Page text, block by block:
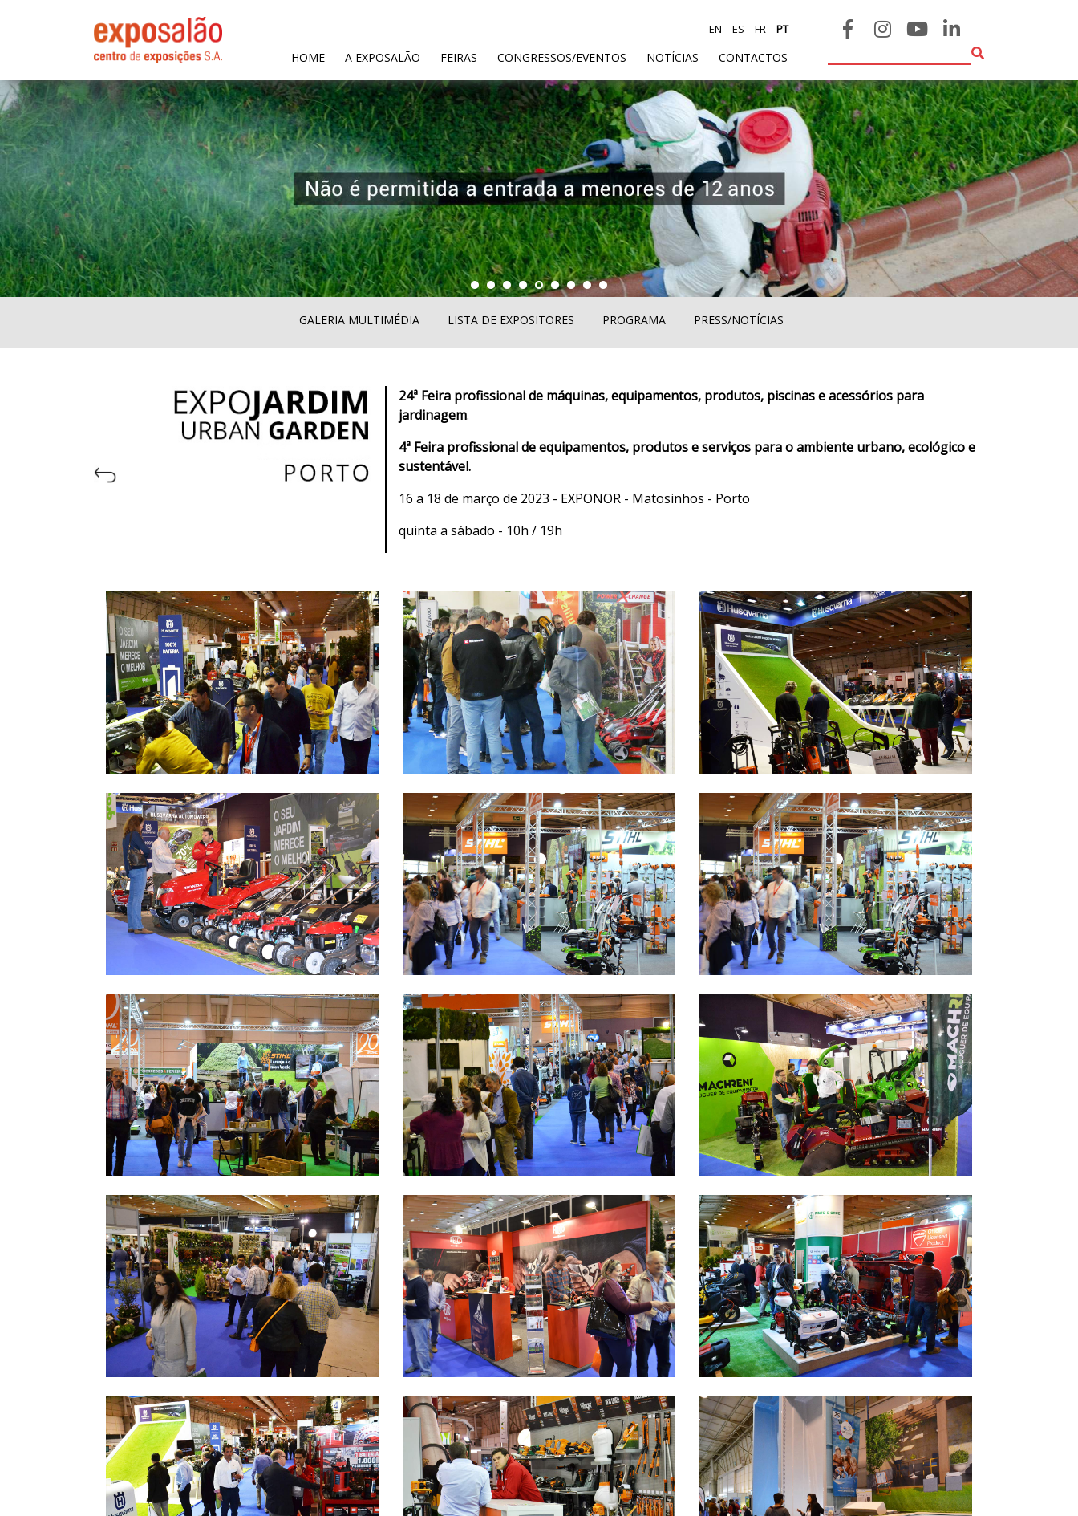
HOME(CURRENT)
A EXPOSALÃO FEIRAS CONGRESSOS/EVENTOS NOTÍCIAS CONTACTOS
EN ES FR PT
GALERIA MULTIMÉDIA LISTA DE EXPOSITORES PROGRAMA PRESS/NOTÍCIAS
24ª Feira profissional de máquinas, equipamentos, produtos, piscinas e acessórios para
jardinagem.
4ª Feira profissional de equipamentos, produtos e serviços para o ambiente urbano, ecológico e
sustentável.
16 a 18 de março de 2023 - EXPONOR - Matosinhos - Porto
quinta a sábado - 10h / 19h